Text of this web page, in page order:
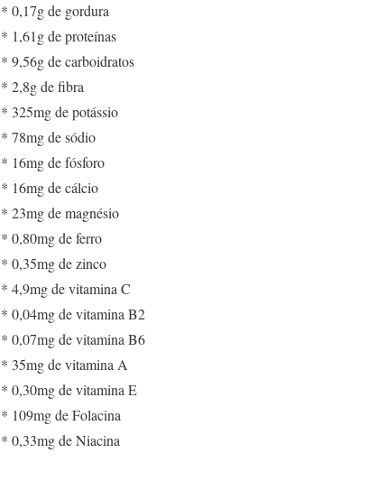
* 0,17g de gordura
* 1,61g de proteínas
* 9,56g de carboidratos
* 2,8g de fibra
* 325mg de potássio
* 78mg de sódio
* 16mg de fósforo
* 16mg de cálcio
* 23mg de magnésio
* 0,80mg de ferro
* 0,35mg de zinco
* 4,9mg de vitamina C
* 0,04mg de vitamina B2
* 0,07mg de vitamina B6
* 35mg de vitamina A
* 0,30mg de vitamina E
* 109mg de Folacina
* 0,33mg de Niacina